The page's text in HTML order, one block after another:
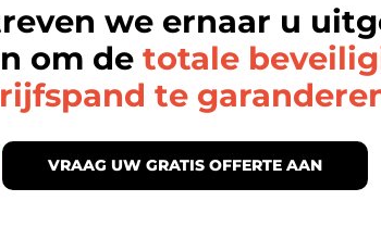
we ernaar u
om de totale
te
VRAAG UW GRATIS OFFERTE AAN